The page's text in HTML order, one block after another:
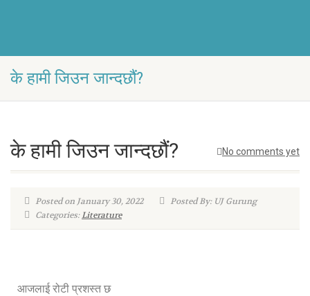
के हामी जिउन जान्दछौं?
No comments yet
के हामी जिउन जान्दछौं?
Posted on January 30, 2022
Posted By: UJ Gurung
Categories:Literature
आजलाई रोटी प्रशस्त छ